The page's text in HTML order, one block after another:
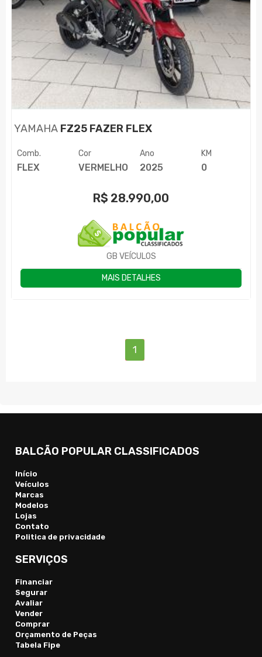
YAMAHA FZ25 FAZER FLEX
Comb.
FLEX
Cor
VERMELHO
Ano
2025
KM
0
R$ 28.990,00
GB VEÍCULOS
MAIS DETALHES
1(current)
BALCÃO POPULAR CLASSIFICADOS
Início
Veículos
Marcas
Modelos
Lojas
Contato
Politica de privacidade
SERVIÇOS
Financiar
Segurar
Avaliar
Vender
Comprar
Orçamento de Peças
Tabela Fipe